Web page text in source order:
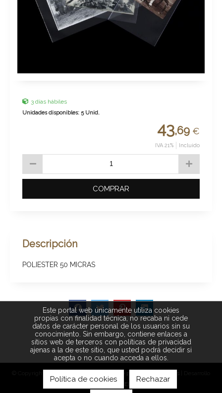
3 días hábiles
Unidades disponibles: 5 Unid.
43,69 €
IVA 21% Incluido
COMPRAR
Descripción
POLIESTER 50 MICRAS
Política de privacidad Cookies
Software DELSOL
Este portal web únicamente utiliza cookies
propias con finalidad técnica, no recaba ni cede
datos de carácter personal de los usuarios sin su
conocimiento. Sin embargo, contiene enlaces a
sitios web de terceros con políticas de privacidad
ajenas a la de este sitio, que usted podrá decidir si
acepta o no cuando acceda a ellos.
Política de cookies Rechazar